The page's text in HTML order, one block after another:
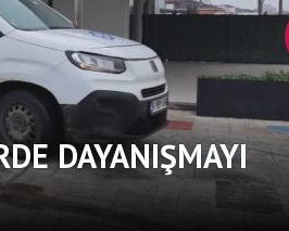
DAYANIŞMAYI